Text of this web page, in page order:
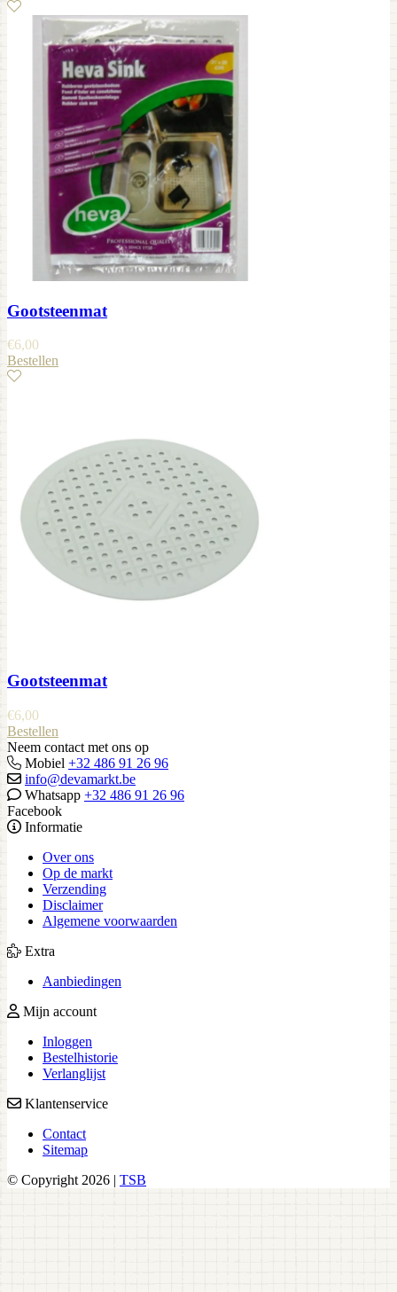
Gootsteenmat
€6,00
Bestellen
Gootsteenmat
€6,00
Bestellen
Neem contact met ons op
Mobiel +32 486 91 26 96
info@devamarkt.be
Whatsapp +32 486 91 26 96
Facebook
Informatie
Over ons
Op de markt
Verzending
Disclaimer
Algemene voorwaarden
Extra
Aanbiedingen
Mijn account
Inloggen
Bestelhistorie
Verlanglijst
Klantenservice
Contact
Sitemap
© Copyright 2026 | TSB